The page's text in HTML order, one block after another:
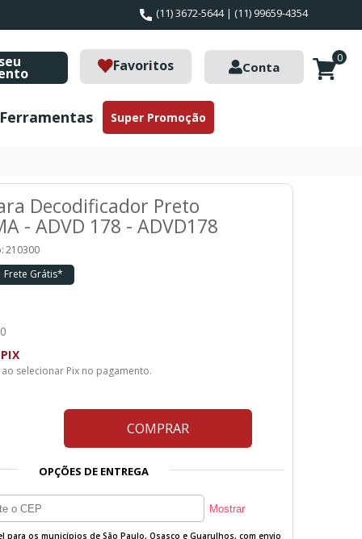
(11) 3672-5644 | (11) 99659-4354
Favoritos Conta
0
Ferramentas Super Promoção
Decodificador Preto
- ADVD 178 - ADVD178
210300
Frete Grátis*
selecionar Pix no pagamento.
COMPRAR
OPÇÕES DE ENTREGA
para os municípios de São Paulo, Osasco e Guarulhos, com envio